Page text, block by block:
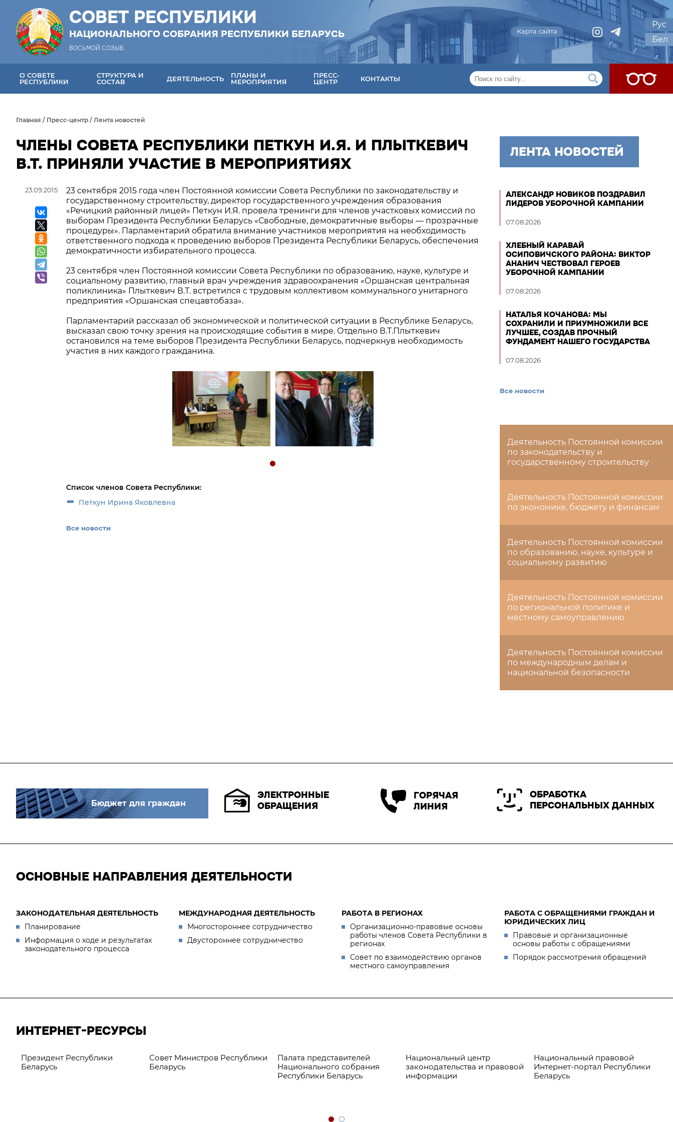
СОВЕТ РЕСПУБЛИКИ
НАЦИОНАЛЬНОГО СОБРАНИЯ РЕСПУБЛИКИ БЕЛАРУСЬ
ВОСЬМОЙ СОЗЫВ
Карта сайта
Рус
Бел
О СОВЕТЕ
РЕСПУБЛИКИ
СТРУКТУРА И
СОСТАВ
ДЕЯТЕЛЬНОСТЬ
ПЛАНЫ И
МЕРОПРИЯТИЯ
ПРЕСС-
ЦЕНТР
КОНТАКТЫ
Главная / Пресс-центр / Лента новостей
ЧЛЕНЫ СОВЕТА РЕСПУБЛИКИ ПЕТКУН И.Я. И ПЛЫТКЕВИЧ
В.Т. ПРИНЯЛИ УЧАСТИЕ В МЕРОПРИЯТИЯХ
23.09.2015
23 сентября 2015 года член Постоянной комиссии Совета Республики по законодательству и
государственному строительству, директор государственного учреждения образования
«Речицкий районный лицей» Петкун И.Я. провела тренинги для членов участковых комиссий по
выборам Президента Республики Беларусь «Свободные, демократичные выборы — прозрачные
процедуры». Парламентарий обратила внимание участников мероприятия на необходимость
ответственного подхода к проведению выборов Президента Республики Беларусь, обеспечения
демократичности избирательного процесса.
23 сентября член Постоянной комиссии Совета Республики по образованию, науке, культуре и
социальному развитию, главный врач учреждения здравоохранения «Оршанская центральная
поликлиника» Плыткевич В.Т. встретился с трудовым коллективом коммунального унитарного
предприятия «Оршанская спецавтобаза».
Парламентарий рассказал об экономической и политической ситуации в Республике Беларусь,
высказал свою точку зрения на происходящие события в мире. Отдельно В.Т.Плыткевич
остановился на теме выборов Президента Республики Беларусь, подчеркнув необходимость
участия в них каждого гражданина.
Список членов Совета Республики:
Петкун Ирина Яковлевна
Все новости
ЛЕНТА НОВОСТЕЙ
АЛЕКСАНДР НОВИКОВ ПОЗДРАВИЛ
ЛИДЕРОВ УБОРОЧНОЙ КАМПАНИИ
07.08.2026
ХЛЕБНЫЙ КАРАВАЙ
ОСИПОВИЧСКОГО РАЙОНА: ВИКТОР
АНАНИЧ ЧЕСТВОВАЛ ГЕРОЕВ
УБОРОЧНОЙ КАМПАНИИ
07.08.2026
НАТАЛЬЯ КОЧАНОВА: МЫ
СОХРАНИЛИ И ПРИУМНОЖИЛИ ВСЕ
ЛУЧШЕЕ, СОЗДАВ ПРОЧНЫЙ
ФУНДАМЕНТ НАШЕГО ГОСУДАРСТВА
07.08.2026
Все новости
Деятельность Постоянной комиссии
по законодательству и
государственному строительству
Деятельность Постоянной комиссии
по экономике, бюджету и финансам
Деятельность Постоянной комиссии
по образованию, науке, культуре и
социальному развитию
Деятельность Постоянной комиссии
по региональной политике и
местному самоуправлению
Деятельность Постоянной комиссии
по международным делам и
национальной безопасности
Бюджет для граждан
ЭЛЕКТРОННЫЕ
ОБРАЩЕНИЯ
ГОРЯЧАЯ
ЛИНИЯ
ОБРАБОТКА
ПЕРСОНАЛЬНЫХ ДАННЫХ
ОСНОВНЫЕ НАПРАВЛЕНИЯ ДЕЯТЕЛЬНОСТИ
ЗАКОНОДАТЕЛЬНАЯ ДЕЯТЕЛЬНОСТЬ
Планирование
Информация о ходе и результатах
законодательного процесса
МЕЖДУНАРОДНАЯ ДЕЯТЕЛЬНОСТЬ
Многостороннее сотрудничество
Двустороннее сотрудничество
РАБОТА В РЕГИОНАХ
Организационно-правовые основы
работы членов Совета Республики в
регионах
Совет по взаимодействию органов
местного самоуправления
РАБОТА С ОБРАЩЕНИЯМИ ГРАЖДАН И
ЮРИДИЧЕСКИХ ЛИЦ
Правовые и организационные
основы работы с обращениями
Порядок рассмотрения обращений
ИНТЕРНЕТ-РЕСУРСЫ
Президент Республики
Беларусь
Совет Министров Республики
Беларусь
Палата представителей
Национального собрания
Республики Беларусь
Национальный центр
законодательства и правовой
информации
Национальный правовой
Интернет-портал Республики
Беларусь